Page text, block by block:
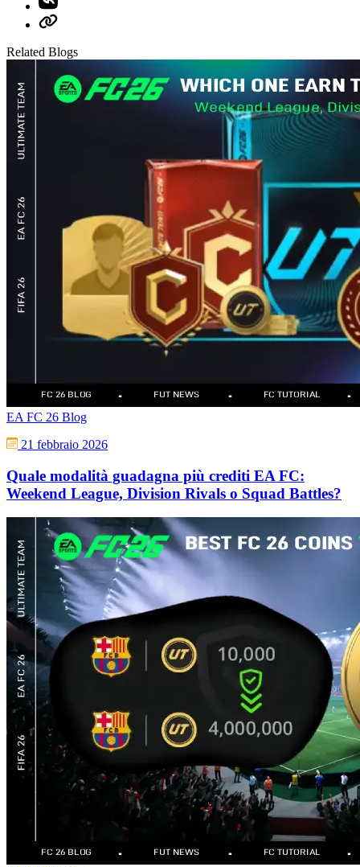
Related Blogs
EA FC 26 Blog
21 febbraio 2026
Quale modalità guadagna più crediti EA FC:
Weekend League, Division Rivals o Squad Battles?